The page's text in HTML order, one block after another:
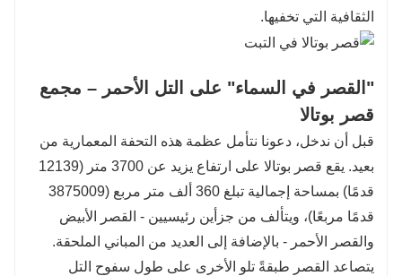
الثقافية التي تخفيها.
"القصر في السماء" على التل الأحمر – مجمع
قصر بوتالا
قبل أن ندخل، دعونا نتأمل عظمة هذه التحفة المعمارية من
بعيد. يقع قصر بوتالا على ارتفاع يزيد عن 3700 متر (12139
قدمًا) بمساحة إجمالية تبلغ 360 ألف متر مربع (3875009
قدمًا مربعًا)، ويتألف من جزأين رئيسيين - القصر الأبيض
والقصر الأحمر - بالإضافة إلى العديد من المباني الملحقة.
يتصاعد القصر طبقةً تلو الأخرى على طول سفوح التل